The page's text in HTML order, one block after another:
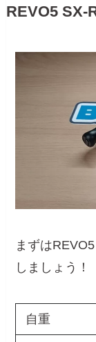
REVO5 SX-
まずは
しましょう！
自重